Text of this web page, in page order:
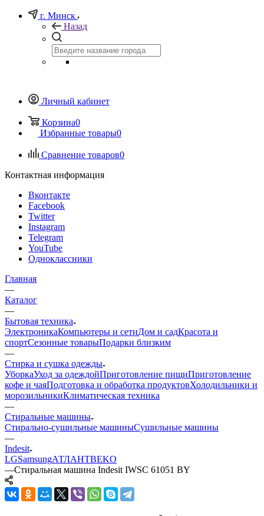
г. Минск
Назад
Личный кабинет
Корзина0
Избранные товары0
Сравнение товаров0
Контактная информация
Вконтакте
Facebook
Twitter
Instagram
Telegram
YouTube
Одноклассники
Главная
—
Каталог
—
Бытовая техника
ЭлектроникаКомпьютеры и сетиДом и садКрасота и
спортСезонные товарыПодарки близким
—
Стирка и сушка одежды
УборкаУход за одеждойПриготовление пищиПриготовление
кофе и чаяПодготовка и обработка продуктовХолодильники и
морозильникиКлиматическая техника
—
Стиральные машины
Стирально-сушильные машиныСушильные машины
—
Indesit
LGSamsungАТЛАНТBEKO
—Стиральная машина Indesit IWSC 61051 BY